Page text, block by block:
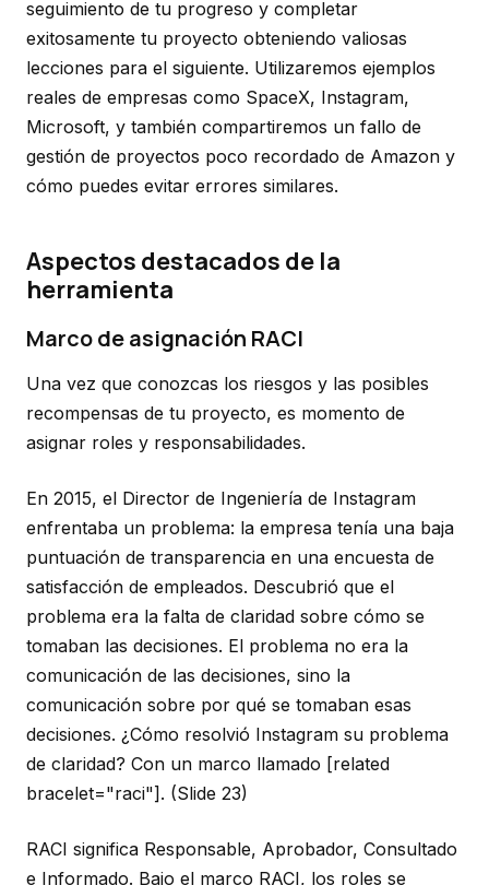
seguimiento de tu progreso y completar
exitosamente tu proyecto obteniendo valiosas
lecciones para el siguiente. Utilizaremos ejemplos
reales de empresas como SpaceX, Instagram,
Microsoft, y también compartiremos un fallo de
gestión de proyectos poco recordado de Amazon y
cómo puedes evitar errores similares.
Aspectos destacados de la
herramienta
Marco de asignación RACI
Una vez que conozcas los riesgos y las posibles
recompensas de tu proyecto, es momento de
asignar roles y responsabilidades.
En 2015, el Director de Ingeniería de Instagram
enfrentaba un problema: la empresa tenía una baja
puntuación de transparencia en una encuesta de
satisfacción de empleados. Descubrió que el
problema era la falta de claridad sobre cómo se
tomaban las decisiones. El problema no era la
comunicación de las decisiones, sino la
comunicación sobre por qué se tomaban esas
decisiones. ¿Cómo resolvió Instagram su problema
de claridad? Con un marco llamado [related
bracelet="raci"]. (Slide 23)
RACI significa Responsable, Aprobador, Consultado
e Informado. Bajo el marco RACI, los roles se